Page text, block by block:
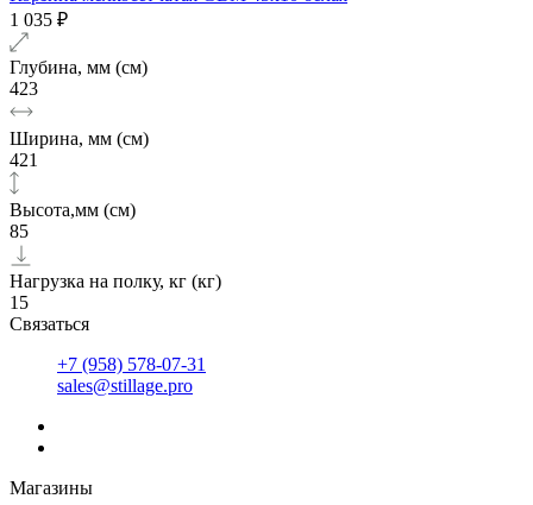
1 035 ₽
Глубина, мм (см)
423
Ширина, мм (см)
421
Высота,мм (см)
85
Нагрузка на полку, кг (кг)
15
Связаться
+7 (958) 578-07-31
sales@stillage.pro
Магазины